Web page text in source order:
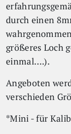
durch einen
größeres Loch
einmal….).
Angeboten
verschieden
*Mini - für